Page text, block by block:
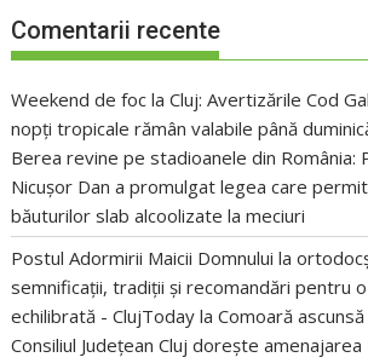
Comentarii recente
Weekend de foc la Cluj: Avertizările Cod
nopți tropicale rămân valabile până
Berea revine pe stadioanele din România:
Nicușor Dan a promulgat legea care
băuturilor slab alcoolizate la meciuri
Postul Adormirii Maicii Domnului la
semnificații, tradiții și recomandări pentru
echilibrată - ClujToday laComoară
Consiliul Județean Cluj dorește